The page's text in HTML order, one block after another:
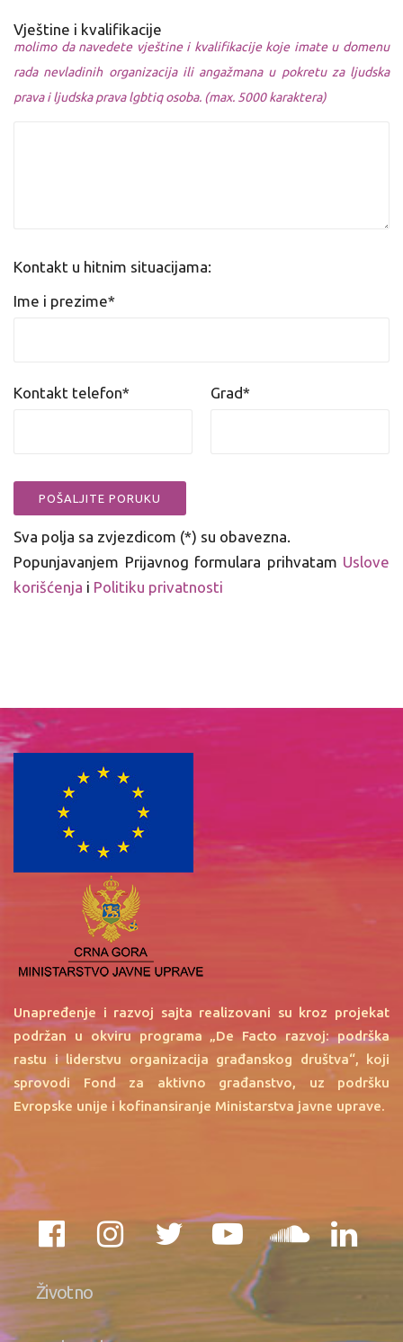
Vještine i kvalifikacije
molimo da navedete vještine i kvalifikacije koje imate u domenu
rada nevladinih organizacija ili angažmana u pokretu za ljudska
prava i ljudska prava lgbtiq osoba. (max. 5000 karaktera)
Kontakt u hitnim situacijama:
Ime i prezime*
Kontakt telefon* Grad*
Sva polja sa zvjezdicom (*) su obavezna.
Popunjavanjem Prijavnog formulara prihvatam Uslove
korišćenja i Politiku privatnosti
Unapređenje i razvoj sajta realizovani su kroz projekat
podržan u okviru programa „De Facto razvoj: podrška
rastu i liderstvu organizacija građanskog društva“, koji
sprovodi Fond za aktivno građanstvo, uz podršku
Evropske unije i kofinansiranje Ministarstva javne uprave.
Životno